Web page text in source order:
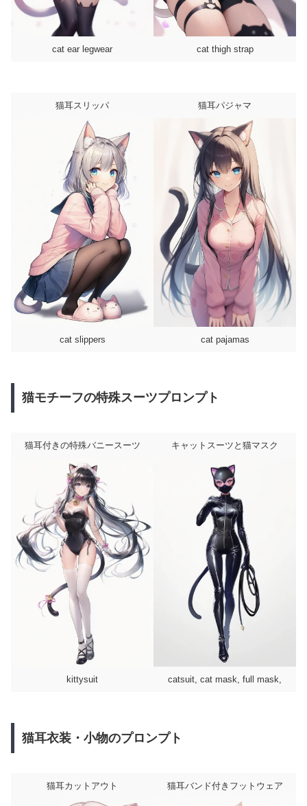
cat ear legwear cat thigh strap
猫耳スリッパ
cat slippers
猫耳パジャマ
cat pajamas
猫モチーフの特殊スーツプロンプト
猫耳付きの特殊バニースーツ
kittysuit
キャットスーツと猫マスク
catsuit, cat mask, full mask,
猫耳衣装・小物のプロンプト
猫耳カットアウト 猫耳バンド付きフットウェア